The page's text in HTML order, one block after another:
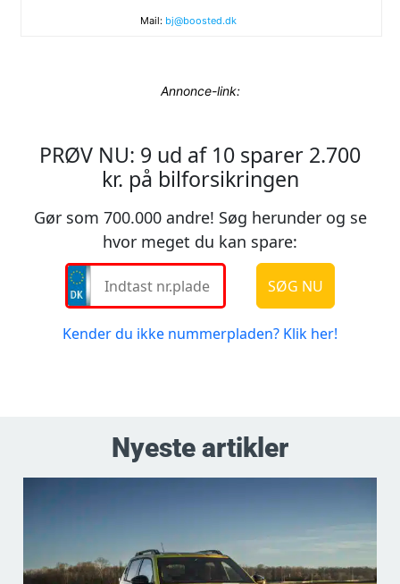
Mail: bj@boosted.dk
Annonce-link:
Nyeste artikler